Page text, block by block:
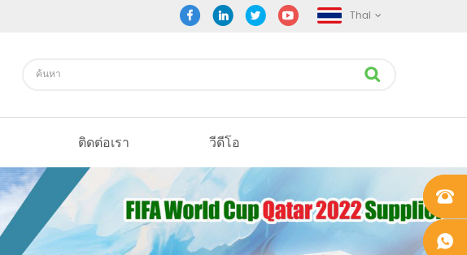
Thai
ติดต่อเรา วีดีโอ
+861862